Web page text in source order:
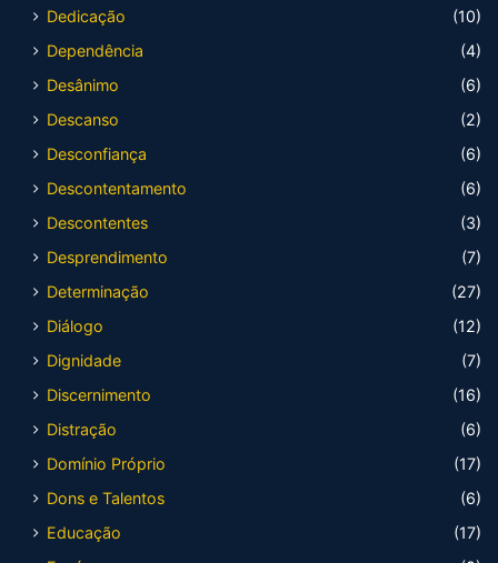
Dedicação
(10)
Dependência
(4)
Desânimo
(6)
Descanso
(2)
Desconfiança
(6)
Descontentamento
(6)
Descontentes
(3)
Desprendimento
(7)
Determinação
(27)
Diálogo
(12)
Dignidade
(7)
Discernimento
(16)
Distração
(6)
Domínio Próprio
(17)
Dons e Talentos
(6)
Educação
(17)